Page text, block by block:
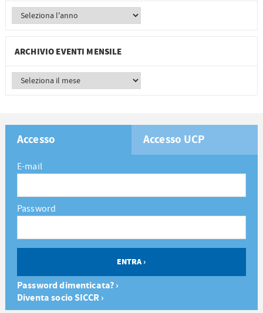
ARCHIVIO EVENTI MENSILE
Accesso Accesso UCP
E-mail
Password
Password dimenticata? ›
Diventa socio SICCR ›